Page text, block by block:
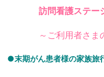
訪問看護ステー
～ご利用者さま
●末期がん患者様の家族旅